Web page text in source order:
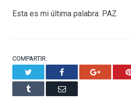
Esta es mi última palabra: PAZ
COMPARTIR.
Facebook Google+
Tumblr Email